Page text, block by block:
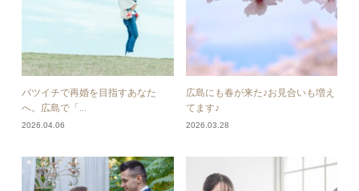
バツイチで再婚を目指すあなた
へ。広島で「...
2026.04.06
広島にも春が来た♪お見合いも増え
てます♪
2026.03.28